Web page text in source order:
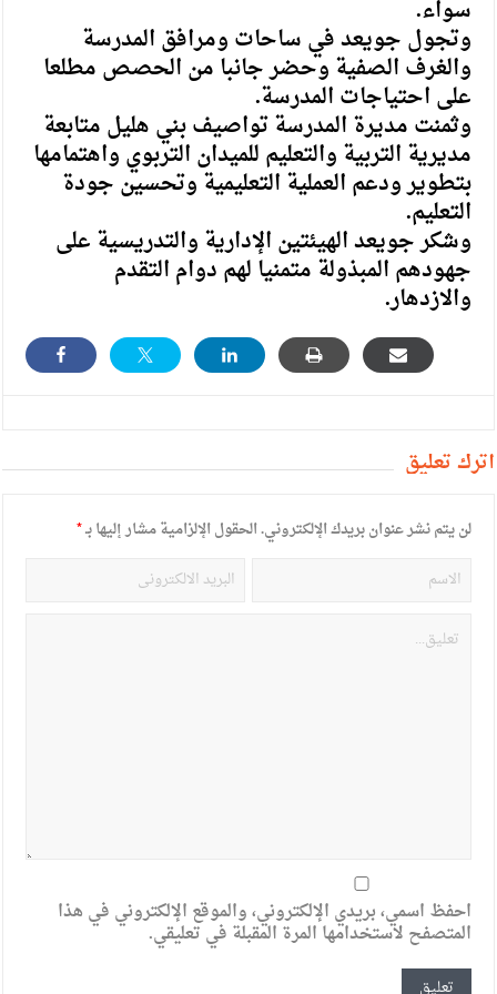
سواء.
وتجول جويعد في ساحات ومرافق المدرسة
والغرف الصفية وحضر جانبا من الحصص مطلعا
على احتياجات المدرسة.
وثمنت مديرة المدرسة تواصيف بني هليل متابعة
مديرية التربية والتعليم للميدان التربوي واهتمامها
بتطوير ودعم العملية التعليمية وتحسين جودة
التعليم.
وشكر جويعد الهيئتين الإدارية والتدريسية على
جهودهم المبذولة متمنيا لهم دوام التقدم
والازدهار.
أترك تعليق
لن يتم نشر عنوان بريدك الإلكتروني.الحقول الإلزامية مشار إليها بـ*
احفظ اسمي، بريدي الإلكتروني، والموقع الإلكتروني في هذا
المتصفح لاستخدامها المرة المقبلة في تعليقي.